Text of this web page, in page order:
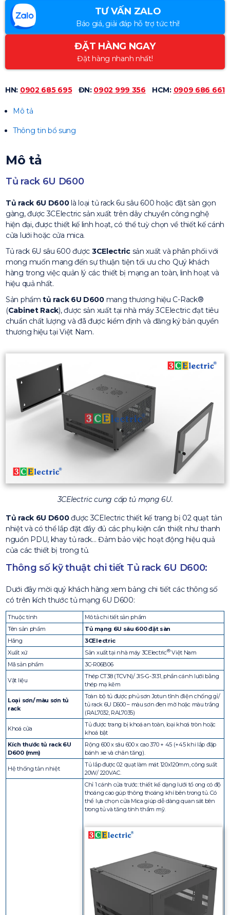
TƯ VẤN ZALO
Báo giá, giải đáp hỗ trợ tức thì!
ĐẶT HÀNG NGAY
Đặt hàng nhanh nhất!
HN: 0902 685 695 ĐN: 0902 999 356 HCM: 0909 686 661
Mô tả
Thông tin bổ sung
Mô tả
Tủ rack 6U D600
Tủ rack 6U D600là loại tủ rack 6u sâu 600 hoặc đặt sàn gọn
gàng, được 3CElectric sản xuất trên dây chuyền công nghệ
hiện đại, được thiết kế linh hoạt, có thể tuỳ chọn về thiết kế cánh
cửa lưới hoặc cửa mica.
Tủ rack 6U sâu 600 được 3CElectricsản xuất và phân phối với
mong muốn mang đến sự thuận tiện tối ưu cho Quý khách
hàng trong việc quản lý các thiết bị mạng an toàn, linh hoạt và
hiệu quả nhất.
Sản phẩmtủ rack 6U D600mang thương hiệu C-Rack®
(Cabinet Rack), được sản xuất tại nhà máy 3CElectric đạt tiêu
chuẩn chất lượng và đã được kiểm định và đăng ký bản quyền
thương hiệu tại Việt Nam.
3CElectric cung cấp tủ mạng 6U.
Tủ rack 6U D600được 3CElectric thiết kế trang bị 02 quạt tản
nhiệt và có thể lắp đặt đầy đủ các phụ kiện cần thiết như thanh
nguồn PDU, khay tủ rack… Đảm bảo việc hoạt động hiệu quả
của các thiết bị trong tủ.
Thông số kỹ thuật chi tiết Tủ rack 6U D600:
Dưới đây mời quý khách hàng xem bảng chi tiết các thông số
có trên kích thước tủ mạng 6U D600:
Thuộc tính
Mô tả chi tiết sản phẩm
Tên sản phẩm
Tủ mạng 6U sâu 600 đặt sàn
Hãng
3CElectric
Xuất xứ
Sản xuất tại nhà máy 3CElectric®Việt Nam
Mã sản phẩm
3C-R06B06
Vật liệu
Thép CT38 (TCVN)/ JIS-G-3131, phần cánh lưới bằng
thép mạ kẽm
Loại sơn/ màu sơn tủ
rack
Toàn bộ tủ được phủ sơn Jotun tĩnh điện chống gỉ/
tủ rack 6U D600 – màu sơn đen mờ hoặc màu trắng
(RAL7032, RAL7035)
Khoá cửa
Tủ được trang bị khoá an toàn, loại khoá tròn hoặc
khoá bật
Kích thước tủ rack 6U
D600 (mm)
Rộng 600 x sâu 600 x cao 370 + 45 (+45 khi lắp đặp
bánh xe và chân tăng).
Hệ thống tản nhiệt
Tủ lắp được 02 quạt làm mát 120x120mm, công suất
20W/ 220VAC.
Chỉ 1 cánh cửa trước: thiết kế dạng lưới tổ ong có độ
thoáng cao gúp thông thoáng khí bên trong tủ. Có
thể lựa chọn cửa Mica giúp dễ dàng quan sát bên
trong tủ và tăng tính thẩm mỹ.